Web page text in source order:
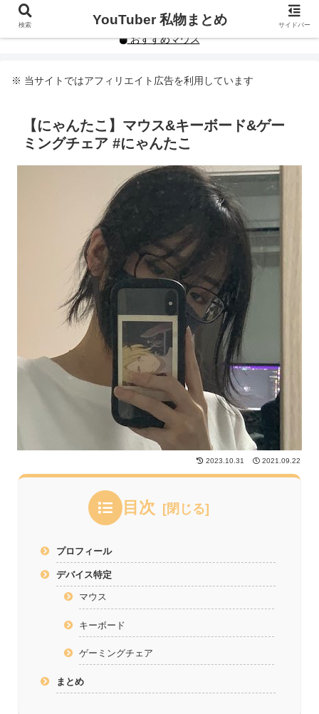
YouTuberや人気インフルエンサーの私物まとめです。
おすすめマウス
※ 当サイトではアフィリエイト広告を利用しています
【にゃんたこ】マウス&キーボード&ゲー
ミングチェア #にゃんたこ
2023.10.31 2021.09.22
目次
プロフィール
デバイス特定
マウス
キーボード
ゲーミングチェア
まとめ
検索 YouTuber 私物まとめ サイドバー